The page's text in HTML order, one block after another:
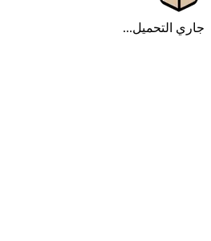
جاري التحميل...